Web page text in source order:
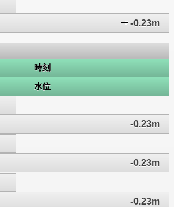
-0.23m
時刻
水位
-0.23m
-0.23m
-0.23m